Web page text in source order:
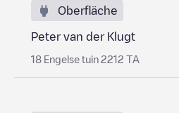
Oberfläche
Peter van der Klugt
18 Engelse tuin 2212 TA